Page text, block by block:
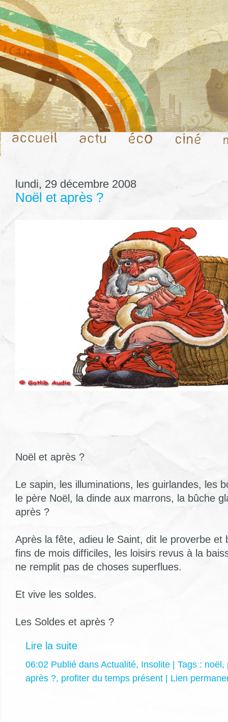
lundi, 29 décembre 2008
Noël et après ?
Noël et après ?
Le sapin, les illuminations, les guirlandes, les
le père Noël, la dinde aux marrons, la bûche
après ?
Après la fête, adieu le Saint, dit le proverbe et
fins de mois difficiles, les loisirs revus à la
ne remplit pas de choses superflues.
Et vive les soldes.
Les Soldes et après ?
Lire la suite
06:02 Publié dans Actualité, Insolite | Tags : noël,
après ?, profiter du temps présent | Lien